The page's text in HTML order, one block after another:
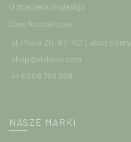
O znaczeniu mulesigu
Dane kontaktowe
ul. Polna 20, 87-162 Lubicz Górny
shop@nishove.com
+48 668 766 838
NASZE MARKI